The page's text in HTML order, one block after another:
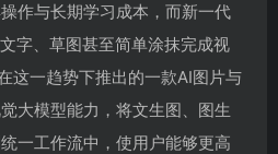
作与长期学习成本，而新一代
字、草图甚至简单涂抹完成视
这一趋势下推出的一款AI图片与
大模型能力，将文生图、图生
一工作流中，使用户能够更高